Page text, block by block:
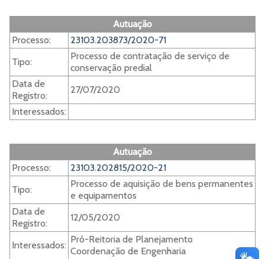
Autuação
Processo:
23103.203873/2020-71
Tipo:
Processo de contratação de serviço de
conservação predial
Data de
Registro:
27/07/2020
Interessados:
Autuação
Processo:
23103.202815/2020-21
Tipo:
Processo de aquisição de bens permanentes
e equipamentos
Data de
Registro:
12/05/2020
Interessados:
Pró-Reitoria de Planejamento
Coordenação de Engenharia